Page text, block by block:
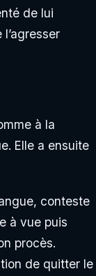
de lui
à la
Elle a ensuite
conteste
à vue puis
procès.
de quitter le